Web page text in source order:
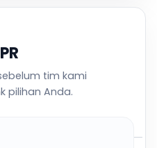
tim kami
pilihan Anda.